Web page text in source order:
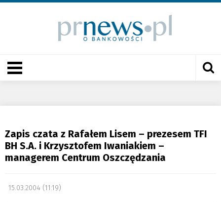
Zapis czata z Rafałem Lisem – prezesem TFI
BH S.A. i Krzysztofem Iwaniakiem –
managerem Centrum Oszczędzania
15.03.2004 (11:19)